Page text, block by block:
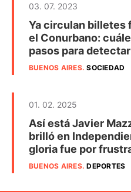
03. 07. 2023
Ya circulan billetes
el Conurbano:
pasos para
BUENOS AIRES.SOCIEDAD
01. 02. 2025
Así está Javier
brilló en
gloria fue por
BUENOS AIRES.DEPORTES